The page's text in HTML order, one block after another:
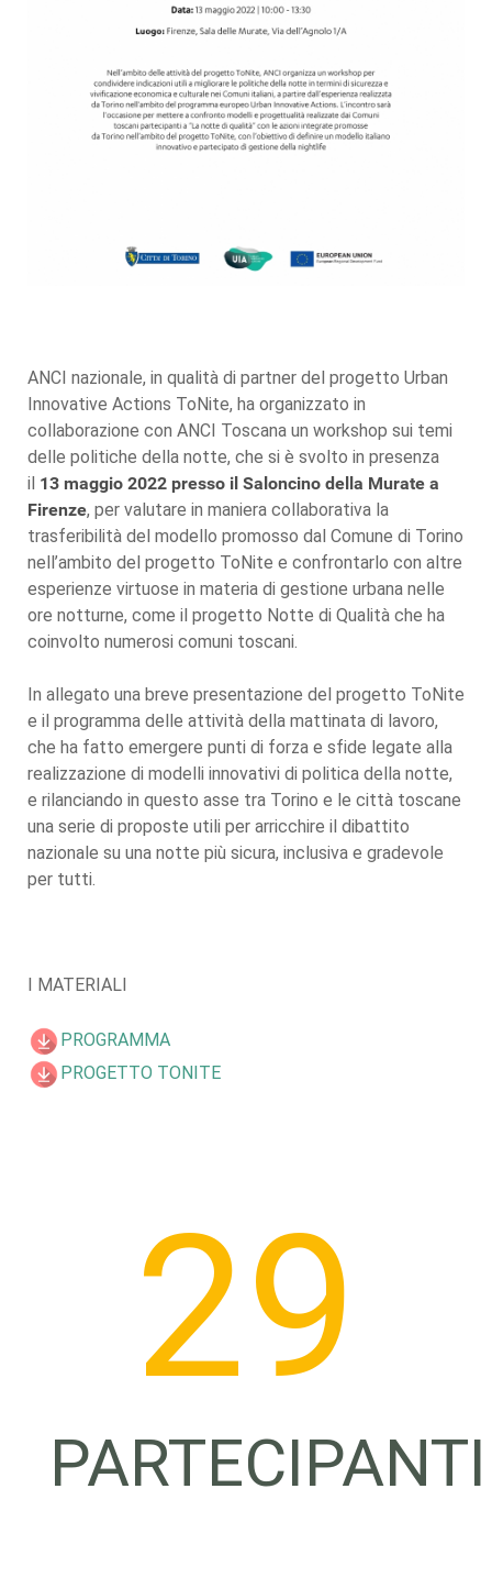
ANCI nazionale, in qualità di partner del progetto Urban
Innovative Actions ToNite, ha organizzato in
collaborazione con ANCI Toscana un workshop sui temi
delle politiche della notte, che si è svolto in presenza
il 13 maggio 2022 presso il Saloncino della Murate a
Firenze, per valutare in maniera collaborativa la
trasferibilità del modello promosso dal Comune di Torino
nell’ambito del progetto ToNite e confrontarlo con altre
esperienze virtuose in materia di gestione urbana nelle
ore notturne, come il progetto Notte di Qualità che ha
coinvolto numerosi comuni toscani.
In allegato una breve presentazione del progetto ToNite
e il programma delle attività della mattinata di lavoro,
che ha fatto emergere punti di forza e sfide legate alla
realizzazione di modelli innovativi di politica della notte,
e rilanciando in questo asse tra Torino e le città toscane
una serie di proposte utili per arricchire il dibattito
nazionale su una notte più sicura, inclusiva e gradevole
per tutti.
I MATERIALI
PROGRAMMA
PROGETTO TONITE
30
PARTECIPANTI